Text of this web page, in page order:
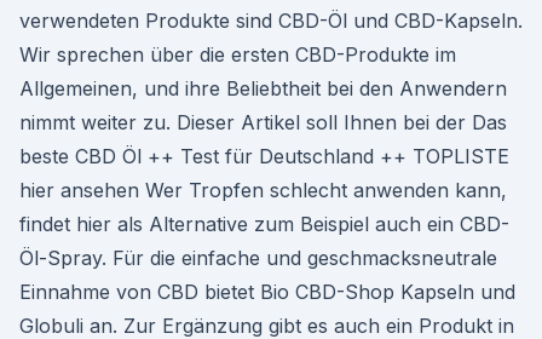
verwendeten Produkte sind CBD-Öl und CBD-Kapseln.
Wir sprechen über die ersten CBD-Produkte im
Allgemeinen, und ihre Beliebtheit bei den Anwendern
nimmt weiter zu. Dieser Artikel soll Ihnen bei der Das
beste CBD Öl ++ Test für Deutschland ++ TOPLISTE
hier ansehen Wer Tropfen schlecht anwenden kann,
findet hier als Alternative zum Beispiel auch ein CBD-
Öl-Spray. Für die einfache und geschmacksneutrale
Einnahme von CBD bietet Bio CBD-Shop Kapseln und
Globuli an. Zur Ergänzung gibt es auch ein Produkt in